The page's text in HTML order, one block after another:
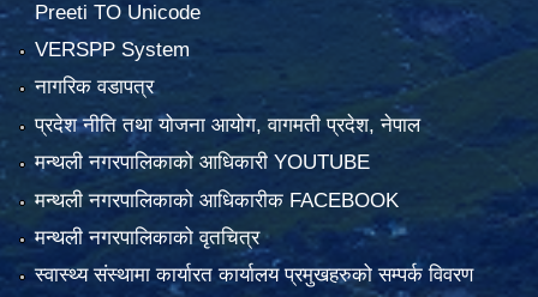
Preeti TO Unicode
VERSPP System
नागरिक वडापत्र
प्रदेश नीति तथा योजना आयोग, वागमती प्रदेश, नेपाल
मन्थली नगरपालिकाको आधिकारी YOUTUBE
मन्थली नगरपालिकाको आधिकारीक FACEBOOK
मन्थली नगरपालिकाको वृतचित्र
स्वास्थ्य संस्थामा कार्यारत कार्यालय प्रमुखहरुको सम्पर्क विवरण